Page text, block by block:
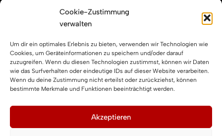
Cookie-Zustimmung
verwalten
Um dir ein optimales Erlebnis zu bieten, verwenden wir Technologien wie
Cookies, um Geräteinformationen zu speichern und/oder darauf
zuzugreifen. Wenn du diesen Technologien zustimmst, können wir Daten
wie das Surfverhalten oder eindeutige IDs auf dieser Website verarbeiten.
Wenn du deine Zustimmung nicht erteilst oder zurückziehst, können
bestimmte Merkmale und Funktionen beeinträchtigt werden.
Akzeptieren
Mail: kontakt[at]feuerwehren-radeberg.de
Feuerwehren Radeberg im Internet
Facebook Instagram YouTube
Impressum und Datenschutz